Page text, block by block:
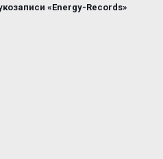
«Energy-Records»